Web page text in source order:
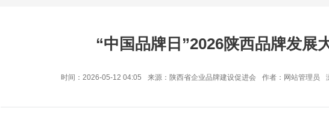
“中国品牌日”2026陕西品牌发展
时间：2026-05-12 04:05 来源：陕西省企业品牌建设促进会 作者：网站管理员